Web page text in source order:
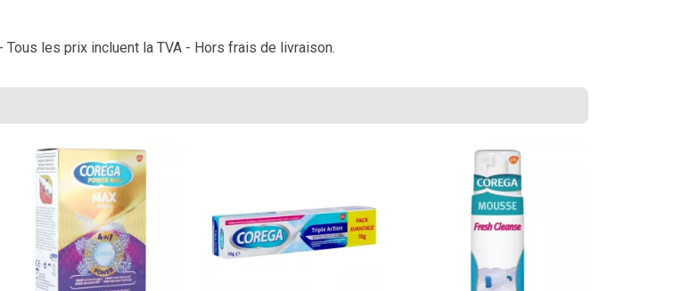
Tous les prix incluent la TVA - Hors frais de livraison.